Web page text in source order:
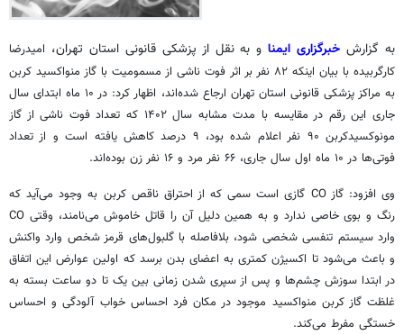
به گزارش خبرگزاری ایمناو به نقل از پزشکی قانونی استان تهران، امیدرضا
کارگربیدهبا بیان اینکه
۸۲ نفر بر اثر فوت ناشی از مسمومیت با گاز منواکسید کربن
به مراکز پزشکی قانونی استان تهران ارجاع شده‌اند،
اظهار کرد: در ۱۰ ماه ابتدای سال
جاری این رقم در مقایسه با مدت مشابه سال ۱۴۰۲ که تعداد فوت ناشی از گاز
مونوکسیدکربن
۹۰ نفر اعلام شده بود، ۹ درصد کاهش یافته است و از تعداد
فوتی‌ها در ۱۰ ماه اول سال جاری، ۶۶ نفر مرد و ۱۶ نفر زن بوده‌اند.
وی افزود: گاز CO گازی است سمی که از احتراق ناقص کربن به وجود می‌آید که
رنگ و بوی خاصی ندارد و به همین دلیل آن را قاتل خاموش می‌نامند، وقتی CO
وارد سیستم تنفسی شخصی شود، بلافاصله با گلبول‌های قرمز شخص وارد واکنش
و باعث می‌شود تا اکسیژن کمتری به اعضای بدن برسد که اولین عوارض این اتفاق
در ابتدا سوزش چشم‌ها و پس از سپری شدن زمانی بین یک تا دو ساعت بسته به
غلظت گاز کربن منواکسید موجود در مکان فرد احساس خواب آلودگی و احساس
خستگی مفرط می‌کند.